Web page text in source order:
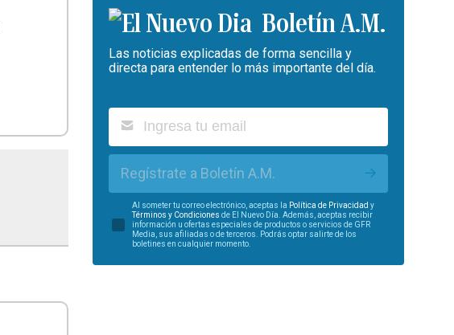
Boletín A.M.
Las noticias explicadas de forma sencilla y
directa para entender lo más importante del día.
Regístrate a Boletín A.M.
Al someter tu correo electrónico, aceptas la Política de Privacidad y
Términos y Condiciones de El Nuevo Día. Además, aceptas recibir
información u ofertas especiales de productos o servicios de GFR
Media, sus afiliadas o de terceros. Podrás optar salirte de los
boletines en cualquier momento.